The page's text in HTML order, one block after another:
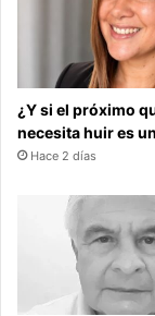
¿Y si el próximo
necesita huir es
Hace 2 días